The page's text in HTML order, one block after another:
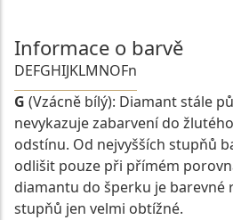
Informace o barvě
DEFGHIJKLMNOFn
G (Vzácně bílý): Diamant stále
nevykazuje zabarvení do
odstínu. Od nejvyšších stupňů
odlišit pouze při přímém
diamantu do šperku je barevné
stupňů jen velmi obtížné.